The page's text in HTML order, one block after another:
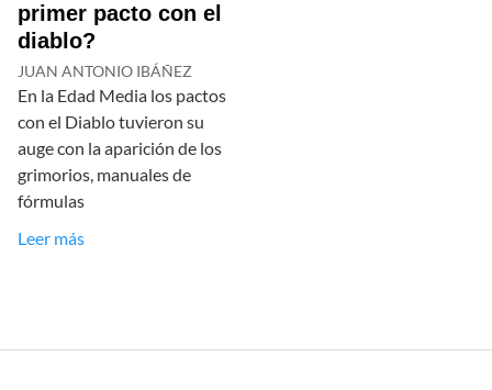
primer pacto con el
diablo?
JUAN ANTONIO IBÁÑEZ
En la Edad Media los pactos
con el Diablo tuvieron su
auge con la aparición de los
grimorios, manuales de
fórmulas
Leer más